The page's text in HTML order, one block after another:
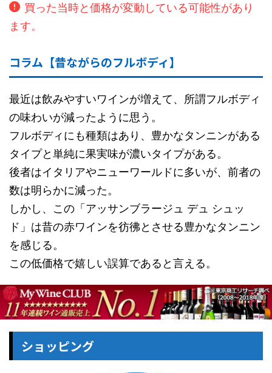
買った当時と価格が変動している可能性があり
ます。
コラム【昔ながらのフルボディ】
最近は飲みやすいワインが増えて、所謂フルボディ
の味わいが減ったように思う。
フルボディにも種類はあり、豊かなタンニンがある
タイプと単純に果実味が濃いタイプがある。
後者はイタリアやニューワールドに多いが、前者の
数は明らかに減った。
しかし、この「アッサンブラージュ デュ シュッ
ド」は昔の赤ワインを彷彿とさせる豊かなタンニン
を感じる。
この低価格で嬉しい誤算であると言える。
ショッピング